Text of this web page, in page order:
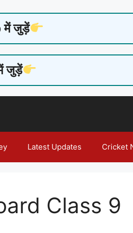
में जुड़ें
जुड़ें
Latest Updates Cricket
Class 9